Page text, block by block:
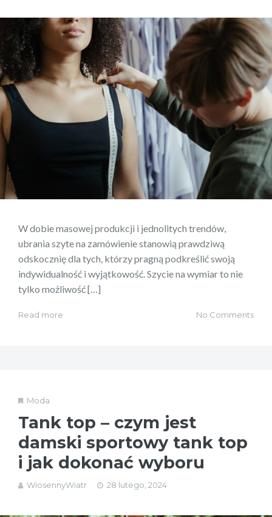
W dobie masowej produkcji i jednolitych trendów,
ubrania szyte na zamówienie stanowią prawdziwą
odskocznię dla tych, którzy pragną podkreślić swoją
indywidualność i wyjątkowość. Szycie na wymiar to nie
tylko możliwość […]
Read more No Comments
Moda
Tank top – czym jest
damski sportowy tank top
i jak dokonać wyboru
WiosennyWiatr 28 lutego, 2024